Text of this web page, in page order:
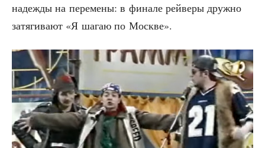
надеж­ды на пере­ме­ны: в фина­ле рей­ве­ры друж­но
затя­ги­ва­ют «Я шагаю по Москве».